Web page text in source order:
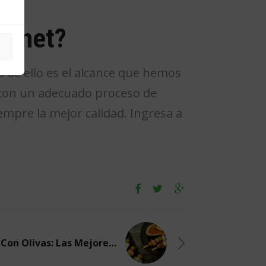
ello es el alcance que hemos
un adecuado proceso de
la mejor calidad. Ingresa a
Brochetas Con Olivas: Las Mejores Recetas